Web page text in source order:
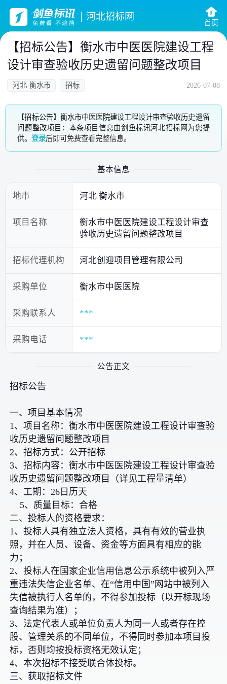
河北招标网
首页
【招标公告】衡水市中医医院建设工程
设计审查验收历史遗留问题整改项目
河北-衡水市 招标 2026-07-08
【招标公告】衡水市中医医院建设工程设计审查验收历史遗留
问题整改项目：本条项目信息由剑鱼标讯河北招标网为您提
供。登录后即可免费查看完整信息。
基本信息
地市 河北 衡水市
项目名称
衡水市中医医院建设工程设计审查
验收历史遗留问题整改项目
招标代理机构 河北创迎项目管理有限公司
采购单位 衡水市中医医院
采购联系人 ***
采购电话 ***
公告正文
招标公告
一、项目基本情况
1、项目名称：衡水市中医医院建设工程设计审查验
收历史遗留问题整改项目
2、招标方式：公开招标
3、招标内容：衡水市中医医院建设工程设计审查验
收历史遗留问题整改项目（详见工程量清单）
4、工期：26日历天
5、质量目标：合格
二、投标人的资格要求：
1、投标人具有独立法人资格，具有有效的营业执
照，并在人员、设备、资金等方面具有相应的能
力；
2、投标人在国家企业信用信息公示系统中被列入严
重违法失信企业名单、在“信用中国”网站中被列入
失信被执行人名单的，不得参加投标（以开标现场
查询结果为准）；
3、法定代表人或单位负责人为同一人或者存在控
股、管理关系的不同单位，不得同时参加本项目投
标，否则均按投标资格无效认定；
4、本次招标不接受联合体投标。
三、获取招标文件